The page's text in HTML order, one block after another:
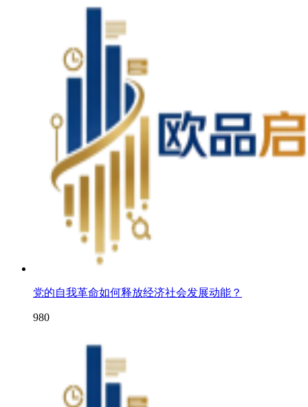
党的自我革命如何释放经济社会发展动能？
980